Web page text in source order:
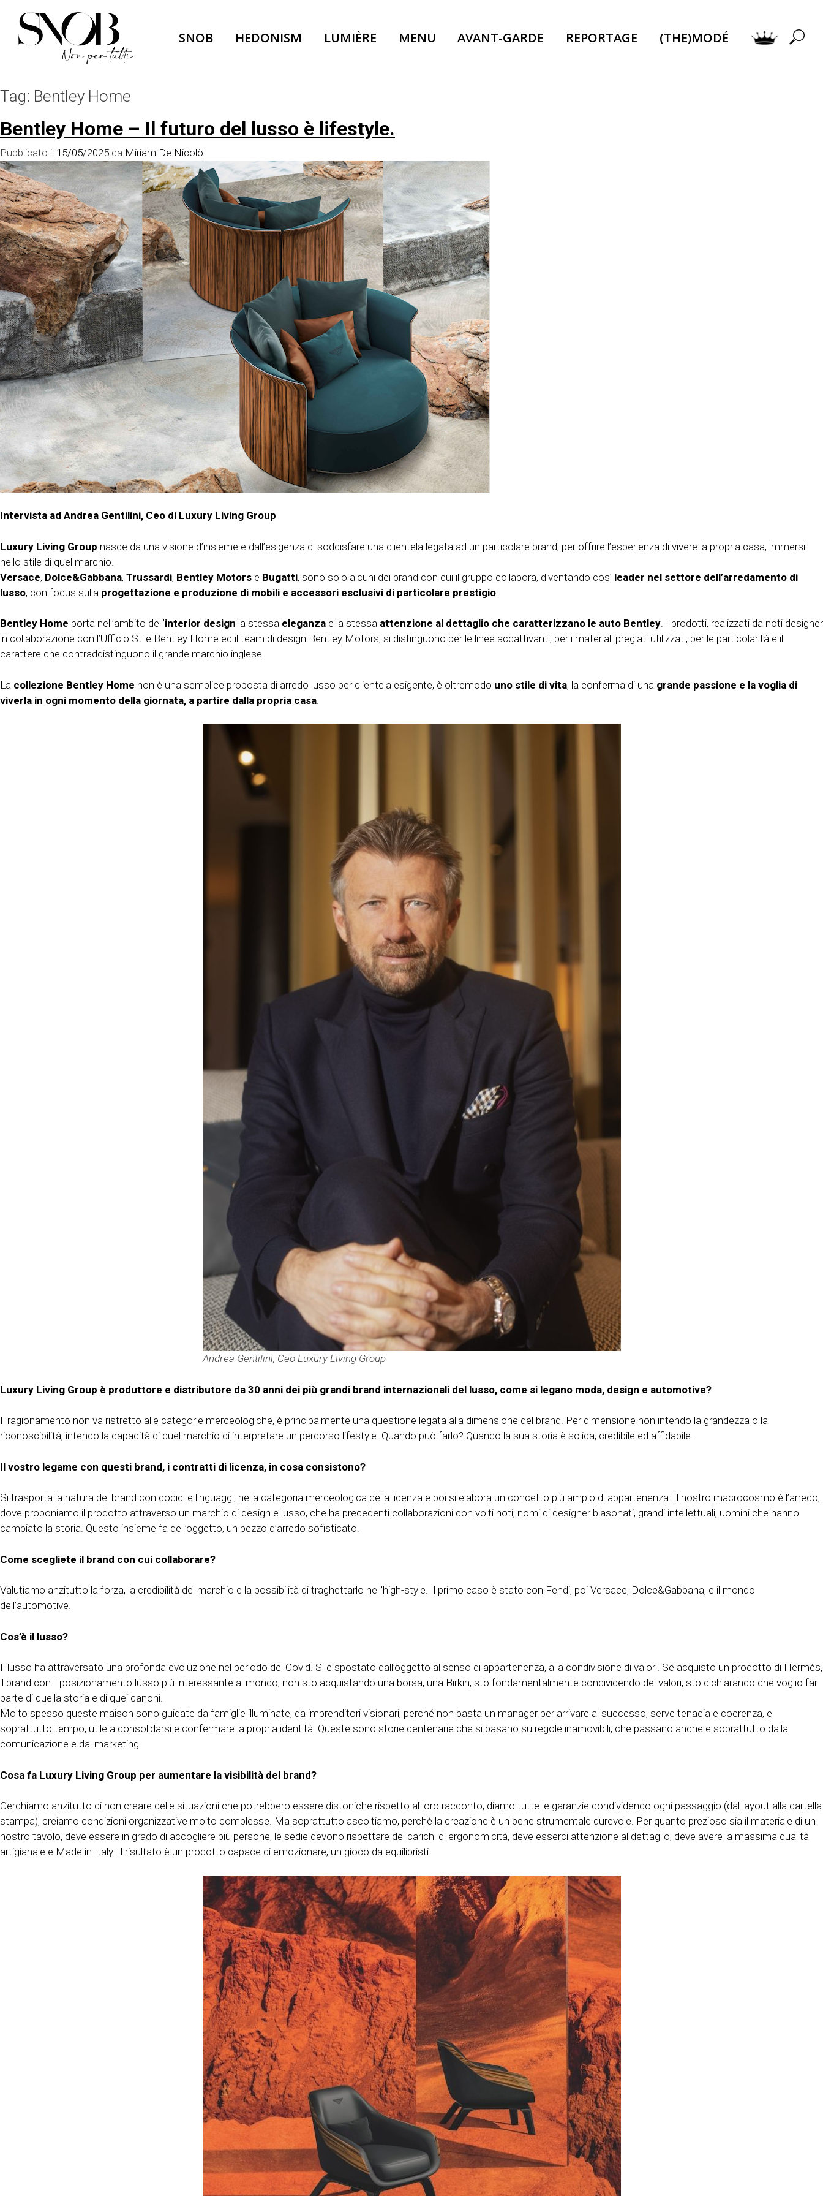
content
SNOB HEDONISM LUMIÈRE MENU AVANT-GARDE REPORTAGE (THE)MODÉ
Tag: Bentley Home
Bentley Home – Il futuro del lusso è lifestyle.
Pubblicato il 15/05/2025 da Miriam De Nicolò
Intervista ad Andrea Gentilini, Ceo di Luxury Living Group
Luxury Living Group nasce da una visione d’insieme e dall’esigenza di soddisfare una clientela legata ad un particolare brand, per offrire l’esperienza di vivere la propria casa, immersi
nello stile di quel marchio.
Versace, Dolce&Gabbana, Trussardi, Bentley Motors e Bugatti, sono solo alcuni dei brand con cui il gruppo collabora, diventando così leader nel settore dell’arredamento di
lusso, con focus sulla progettazione e produzione di mobili e accessori esclusivi di particolare prestigio
Bentley Home porta nell’ambito dell’interior design la stessa eleganza e la stessa attenzione al dettaglio che caratterizzano le auto Bentley. I prodotti, realizzati da noti designer
in collaborazione con l’Ufficio Stile Bentley Home ed il team di design Bentley Motors, si distinguono per le linee accattivanti, per i materiali pregiati utilizzati, per le particolarità e il
carattere che contraddistinguono il grande marchio inglese.
La collezione Bentley Home non è una semplice proposta di arredo lusso per clientela esigente, è oltremodo uno stile di vita, la conferma di una grande passione e la voglia di
viverla in ogni momento della giornata, a partire dalla propria casa
Andrea Gentilini, Ceo Luxury Living Group
Luxury Living Group è produttore e distributore da 30 anni dei più grandi brand internazionali del lusso, come si legano moda, design e automotive?
Il ragionamento non va ristretto alle categorie merceologiche, è principalmente una questione legata alla dimensione del brand. Per dimensione non intendo la grandezza o la
riconoscibilità, intendo la capacità di quel marchio di interpretare un percorso lifestyle. Quando può farlo? Quando la sua storia è solida, credibile ed affidabile.
Il vostro legame con questi brand, i contratti di licenza, in cosa consistono?
Si trasporta la natura del brand con codici e linguaggi, nella categoria merceologica della licenza e poi si elabora un concetto più ampio di appartenenza. Il nostro macrocosmo è l’arredo,
dove proponiamo il prodotto attraverso un marchio di design e lusso, che ha precedenti collaborazioni con volti noti, nomi di designer blasonati, grandi intellettuali, uomini che hanno
cambiato la storia. Questo insieme fa dell’oggetto, un pezzo d’arredo sofisticato.
Come scegliete il brand con cui collaborare?
Valutiamo anzitutto la forza, la credibilità del marchio e la possibilità di traghettarlo nell’high-style. Il primo caso è stato con Fendi, poi Versace, Dolce&Gabbana, e il mondo
dell’automotive.
Cos’è il lusso?
Il lusso ha attraversato una profonda evoluzione nel periodo del Covid. Si è spostato dall’oggetto al senso di appartenenza, alla condivisione di valori. Se acquisto un prodotto di Hermès,
il brand con il posizionamento lusso più interessante al mondo, non sto acquistando una borsa, una Birkin, sto fondamentalmente condividendo dei valori, sto dichiarando che voglio far
parte di quella storia e di quei canoni.
Molto spesso queste maison sono guidate da famiglie illuminate, da imprenditori visionari, perché non basta un manager per arrivare al successo, serve tenacia e coerenza, e
soprattutto tempo, utile a consolidarsi e confermare la propria identità. Queste sono storie centenarie che si basano su regole inamovibili, che passano anche e soprattutto dalla
comunicazione e dal marketing.
Cosa fa Luxury Living Group per aumentare la visibilità del brand?
Cerchiamo anzitutto di non creare delle situazioni che potrebbero essere distoniche rispetto al loro racconto, diamo tutte le garanzie condividendo ogni passaggio (dal layout alla cartella
stampa), creiamo condizioni organizzative molto complesse. Ma soprattutto ascoltiamo, perchè la creazione è un bene strumentale durevole. Per quanto prezioso sia il materiale di un
nostro tavolo, deve essere in grado di accogliere più persone, le sedie devono rispettare dei carichi di ergonomicità, deve esserci attenzione al dettaglio, deve avere la massima qualità
artigianale e Made in Italy. Il risultato è un prodotto capace di emozionare, un gioco da equilibristi.